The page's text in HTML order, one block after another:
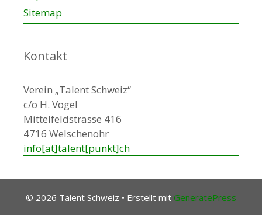
g
a
o
n
Sitemap
Kontakt
Verein „Talent Schweiz“
c/o H. Vogel
Mittelfeldstrasse 416
4716 Welschenohr
info[ät]talent[punkt]ch
© 2026 Talent Schweiz • Erstellt mit GeneratePress